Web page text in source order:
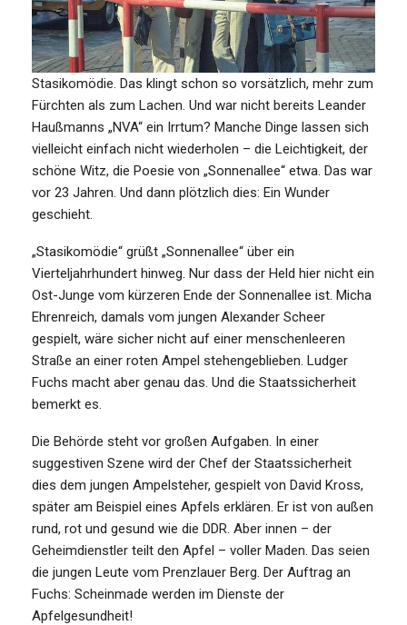
Stasikomödie. Das klingt schon so vorsätzlich, mehr zum
Fürchten als zum Lachen. Und war nicht bereits Leander
Haußmanns „NVA“ ein Irrtum? Manche Dinge lassen sich
vielleicht einfach nicht wiederholen – die Leichtigkeit, der
schöne Witz, die Poesie von „Sonnenallee“ etwa. Das war
vor 23 Jahren. Und dann plötzlich dies: Ein Wunder
geschieht.
„Stasikomödie“ grüßt „Sonnenallee“ über ein
Vierteljahrhundert hinweg. Nur dass der Held hier nicht ein
Ost-Junge vom kürzeren Ende der Sonnenallee ist. Micha
Ehrenreich, damals vom jungen Alexander Scheer
gespielt, wäre sicher nicht auf einer menschenleeren
Straße an einer roten Ampel stehengeblieben. Ludger
Fuchs macht aber genau das. Und die Staatssicherheit
bemerkt es.
Die Behörde steht vor großen Aufgaben. In einer
suggestiven Szene wird der Chef der Staatssicherheit
dies dem jungen Ampelsteher, gespielt von David Kross,
später am Beispiel eines Apfels erklären. Er ist von außen
rund, rot und gesund wie die DDR. Aber innen – der
Geheimdienstler teilt den Apfel – voller Maden. Das seien
die jungen Leute vom Prenzlauer Berg. Der Auftrag an
Fuchs: Scheinmade werden im Dienste der
Apfelgesundheit!